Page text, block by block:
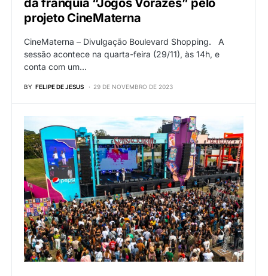
projeto CineMaterna
CineMaterna – Divulgação Boulevard Shopping. A
sessão acontece na quarta-feira (29/11), às 14h, e
conta com um…
BY FELIPE DE JESUS 29 DE NOVEMBRO DE 2023